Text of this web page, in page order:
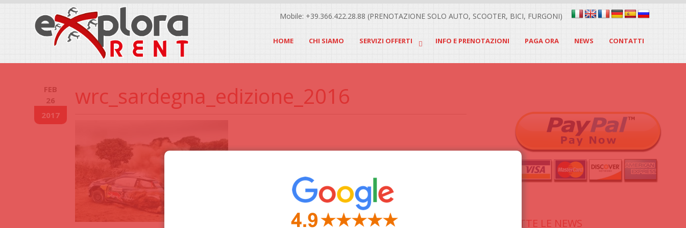
Mobile: +39.366.422.28.88 (PRENOTAZIONE SOLO AUTO, SCOOTER, BICI, FURGONI)
HOME CHI SIAMO SERVIZI OFFERTI INFO E PRENOTAZIONI PAGA ORA NEWS CONTATTI
FEB
26
2017
wrc_sardegna_edizione_2016
TUTTE LE NEWS